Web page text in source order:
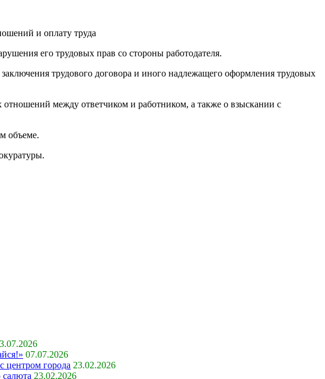
его трудовых прав со стороны работодателя.
трудового договора и иного надлежащего оформления трудовых
отношений между ответчиком и работником, а также о взыскании с
объеме.
07.07.2026
центром города 23.02.2026
23.02.2026